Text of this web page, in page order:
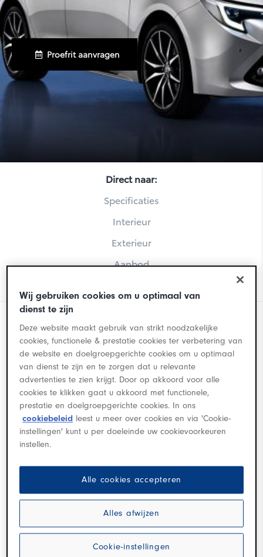
Yaris
Yaris Cross
Corolla Hatchback
Corolla Touring Sports
Proefrit aanvragen
Direct naar:
Specificaties
Interieur
Exterieur
Aanbod
De Toyota Corolla Hatchback
(facelift)
Hét succesnummer van Toyota is vernieuwd: de
Corolla facelift. Voortbouwend op zijn
wereldwijde reputatie als het bestverkopende
van de nieuwe Corolla, begin 2019, is de naam
Auris stopgezet. Samen met de nieuwe
naamgeving destijds is bij de Corolla ook de
Toyota New Global Architecture (TNGA) toepast.
Een splinternieuw voertuigplatform ter
Wij gebruiken cookies om u optimaal van
dienst te zijn
Deze website maakt gebruik van strikt noodzakelijke
cookies, functionele & prestatie cookies ter verbetering van
de website en doelgroepgerichte cookies om u optimaal
van dienst te zijn en te zorgen dat u relevante
advertenties te zien krijgt. Door op akkoord voor alle
cookies te klikken gaat u akkoord met functionele,
prestatie en doelgroepgerichte cookies. In ons
cookiebeleid leest u meer over cookies en via 'Cookie-
instellingen' kunt u per doeleinde uw cookievoorkeuren
instellen.
Alles afwijzen
Alle cookies accepteren
Cookie-instellingen